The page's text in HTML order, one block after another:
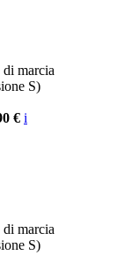
di marcia
S)
€ i
di marcia
S)